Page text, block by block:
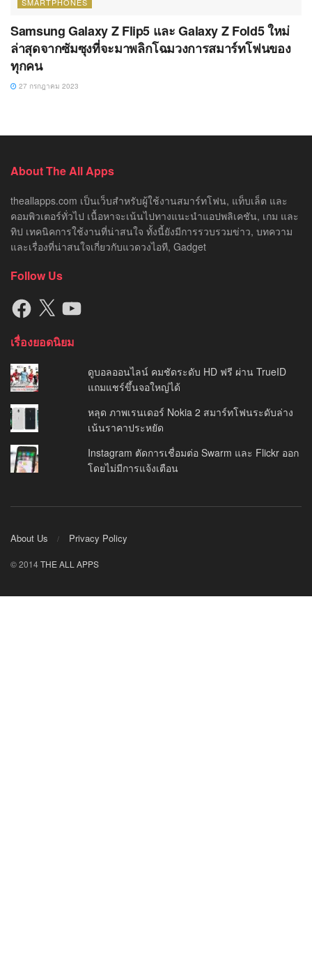
Samsung Galaxy Z Flip5 และ Galaxy Z Fold5 ใหม่
ล่าสุดจากซัมซุงที่จะมาพลิกโฉมวงการสมาร์ทโฟนของ
ทุกคน
27 กรกฎาคม 2023
About The All Apps
theallapps.com เป็นเว็บสำหรับผู้ใช้งานสมาร์ทโฟน, แท็บเล็ต และ
คอมพิวเตอร์ทั่วไป เนื้อหาจะเน้นไปทางแนะนำแอปพลิเคชัน, เกม และ
ทิป เทคนิคการใช้งานที่น่าสนใจ ทั้งนี้ยังมีการรวบรวมข่าว, บทความ
และเรื่องที่น่าสนใจเกี่ยวกับแวดวงไอที, Gadget
Follow Us
Facebook
X YouTube
เรื่องยอดนิยม
ดูบอลออนไลน์ คมชัดระดับ HD ฟรี ผ่าน TrueID
แถมแชร์ขึ้นจอใหญ่ได้
หลุด ภาพเรนเดอร์ Nokia 2 สมาร์ทโฟนระดับล่าง
เน้นราคาประหยัด
Instagram ตัดการเชื่อมต่อ Swarm และ Flickr ออก
โดยไม่มีการแจ้งเตือน
About Us Privacy Policy
© 2014THE ALL APPS